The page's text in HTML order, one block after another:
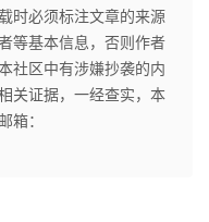
时必须标注文章的来源
等基本信息，否则作者
社区中有涉嫌抄袭的内
关证据，一经查实，本
箱：